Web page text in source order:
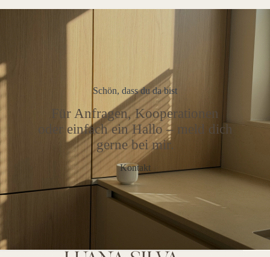
Schön, dass du da bist
Für Anfragen, Kooperationen
oder einfach ein Hallo – meld dich
gerne bei mir.
Kontakt